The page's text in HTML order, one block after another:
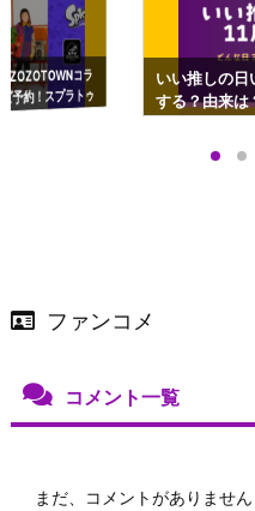
コラ
予約！スプラトゥ
ップも渋谷Hz
いい推しの日
する？由来は
ファンコメ
コメント一覧
まだ、コメントがありません